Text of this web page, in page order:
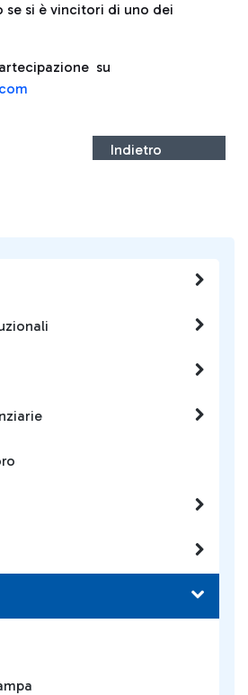
se si è vincitori di uno dei
su
Indietro